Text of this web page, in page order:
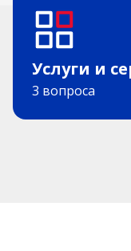
Услуги и
3 вопроса